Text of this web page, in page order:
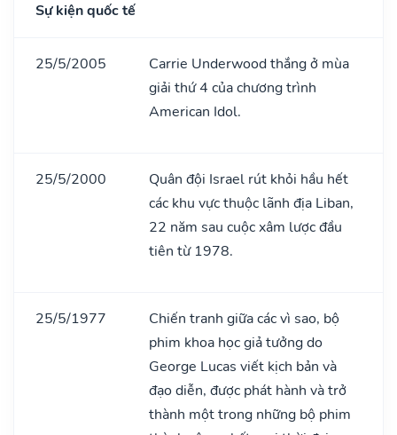
Sự kiện quốc tế
25/5/2005
Carrie Underwood thắng ở mùa
giải thứ 4 của chương trình
American Idol.
25/5/2000
Quân đội Israel rút khỏi hầu hết
các khu vực thuộc lãnh địa Liban,
22 năm sau cuộc xâm lược đầu
tiên từ 1978.
25/5/1977
Chiến tranh giữa các vì sao, bộ
phim khoa học giả tưởng do
George Lucas viết kịch bản và
đạo diễn, được phát hành và trở
thành một trong những bộ phim